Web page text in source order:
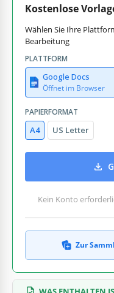
Kostenlose
Wählen Sie Ihre
Bearbeitung
PLATTFORM
Google Docs
Öffnet im Browser
PAPIERFORMAT
A4 US Letter
Kein Konto
Zur